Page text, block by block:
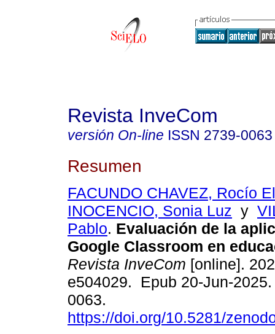
Revista InveCom
versión On-line ISSN 2739-0063
Resumen
FACUNDO CHAVEZ, Rocío
INOCENCIO, Sonia Luz y
Pablo. Evaluación de la
Google Classroom en
Revista InveCom [online].
e504029. Epub 20-Jun-
0063.
https://doi.org/10.5281/